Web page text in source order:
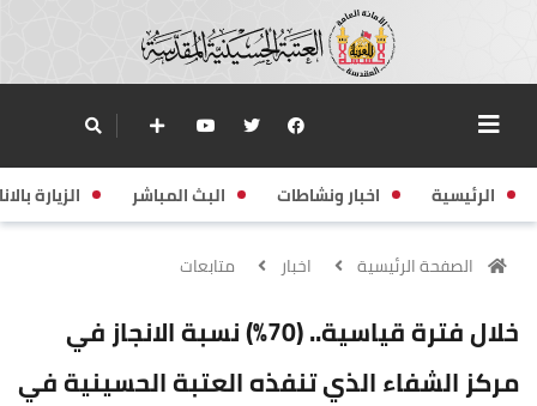
الرئيسية اخبار ونشاطات البث المباشر الزيارة
الصفحة الرئيسية اخبار متابعات
خلال فترة قياسية.. (70%) نسبة الانجاز في
مركز الشفاء الذي تنفذه العتبة الحسينية في